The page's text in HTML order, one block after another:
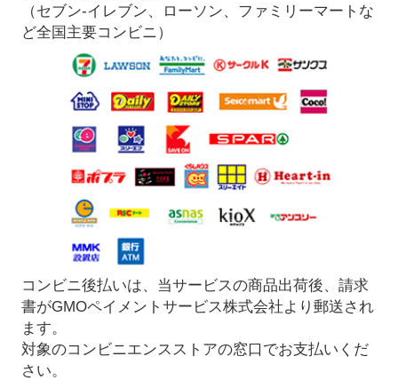
（セブン-イレブン、ローソン、ファミリーマートな
ど全国主要コンビニ）
コンビニ後払いは、当サービスの商品出荷後、請求
書がGMOペイメントサービス株式会社より郵送され
ます。
対象のコンビニエンスストアの窓口でお支払いくだ
さい。